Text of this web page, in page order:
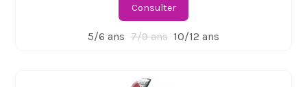
Consulter
5/6 ans 7/9 ans 10/12 ans